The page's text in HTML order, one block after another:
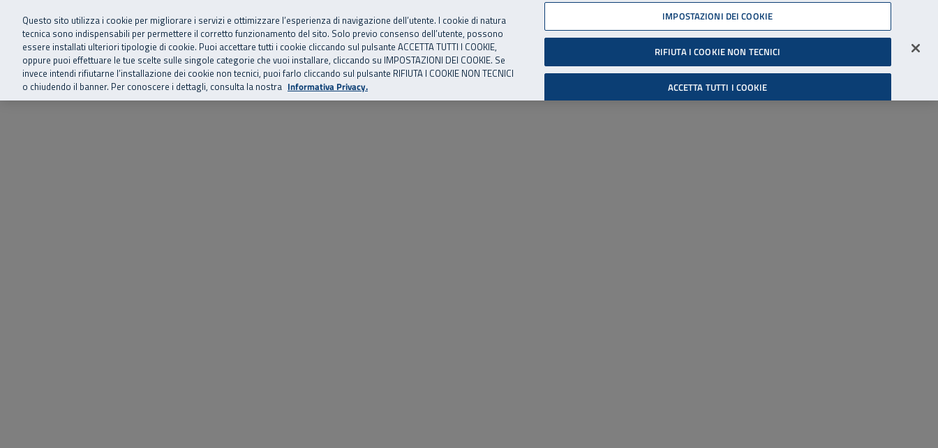
Vai al menu principale
Vai al contenuto principale
Vai al Footer 06 45539607
SuperAbile - il Contact Center Inail per il mondo della disabilità
Home Chi siamo Storie, news ed eventi Risorse utili Supporto Accessibilità
Cerca
Accedi all'area riservata
Questo sito utilizza i cookie per migliorare i servizi e ottimizzare l’esperienza di navigazione dell’utente. I cookie di natura
tecnica sono indispensabili per permettere il corretto funzionamento del sito. Solo previo consenso dell’utente, possono
essere installati ulteriori tipologie di cookie. Puoi accettare tutti i cookie cliccando sul pulsante ACCETTA TUTTI I COOKIE,
oppure puoi effettuare le tue scelte sulle singole categorie che vuoi installare, cliccando su IMPOSTAZIONI DEI COOKIE. Se
invece intendi rifiutarne l’installazione dei cookie non tecnici, puoi farlo cliccando sul pulsante RIFIUTA I COOKIE NON TECNICI
o chiudendo il banner. Per conoscere i dettagli, consulta la nostra Informativa Privacy.
IMPOSTAZIONI DEI COOKIE
RIFIUTA I COOKIE NON TECNICI
ACCETTA TUTTI I COOKIE